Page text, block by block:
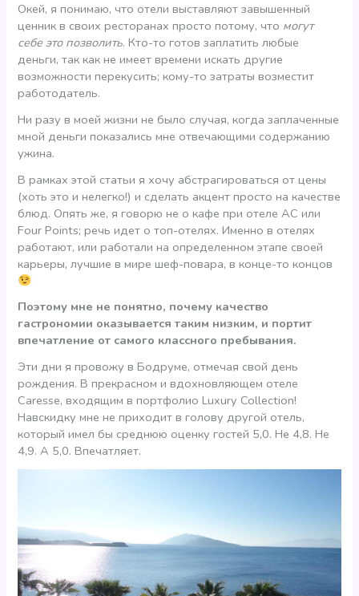
Окей, я понимаю, что отели выставляют завышенный
ценник в своих ресторанах просто потому, что могут
себе это позволить. Кто-то готов заплатить любые
деньги, так как не имеет времени искать другие
возможности перекусить; кому-то затраты возместит
работодатель.
Ни разу в моей жизни не было случая, когда заплаченные
мной деньги показались мне отвечающими содержанию
ужина.
В рамках этой статьи я хочу абстрагироваться от цены
(хоть это и нелегко!) и сделать акцент просто на качестве
блюд. Опять же, я говорю не о кафе при отеле AC или
Four Points; речь идет о топ-отелях. Именно в отелях
работают, или работали на определенном этапе своей
карьеры, лучшие в мире шеф-повара, в конце-то концов
Поэтому мне не понятно, почему качество
гастрономии оказывается таким низким, и портит
впечатление от самого классного пребывания.
Эти дни я провожу в Бодруме, отмечая свой день
рождения. В прекрасном и вдохновляющем отеле
Caresse, входящим в портфолио Luxury Collection!
Навскидку мне не приходит в голову другой отель,
который имел бы среднюю оценку гостей 5,0. Не 4,8. Не
4,9. А 5,0. Впечатляет.